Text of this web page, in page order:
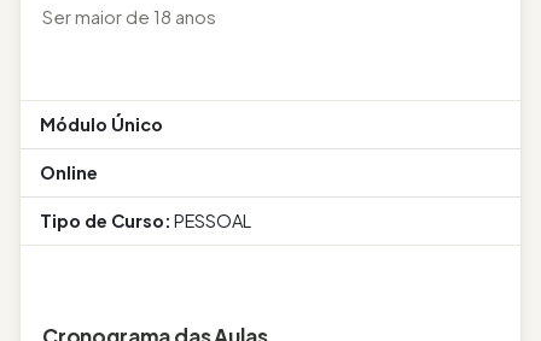
Ser maior de 18 anos
Módulo Único
Online
Tipo de Curso: PESSOAL
Cronograma das Aulas